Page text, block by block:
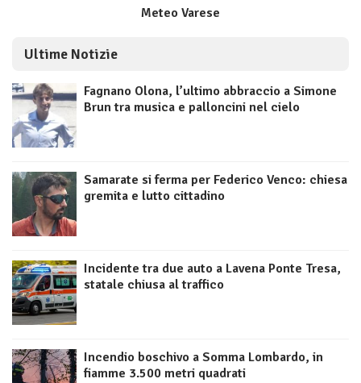
Meteo Varese
Ultime Notizie
Fagnano Olona, l’ultimo abbraccio a Simone
Brun tra musica e palloncini nel cielo
Samarate si ferma per Federico Venco: chiesa
gremita e lutto cittadino
Incidente tra due auto a Lavena Ponte Tresa,
statale chiusa al traffico
Incendio boschivo a Somma Lombardo, in
fiamme 3.500 metri quadrati